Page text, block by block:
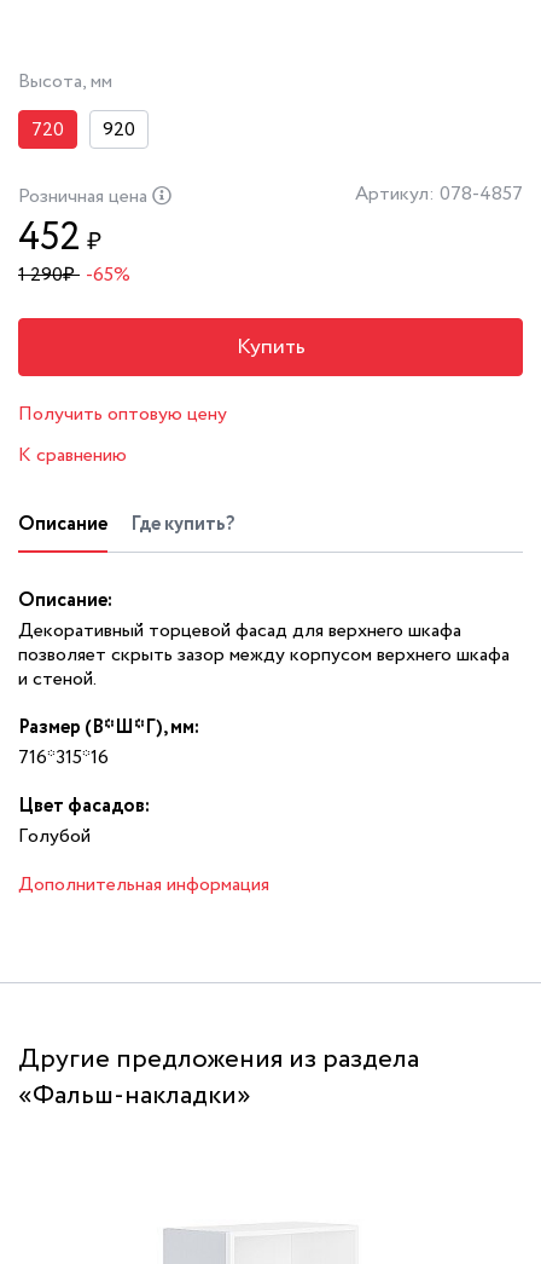
Высота, мм
720
920
Розничная цена
452 ₽
1 290₽ -65%
Артикул: 078-4857
Купить
Получить оптовую цену
К сравнению
Описание Где купить?
Описание:
Декоративный торцевой фасад для верхнего шкафа
позволяет скрыть зазор между корпусом верхнего шкафа
и стеной.
Размер (В*Ш*Г), мм:
716*315*16
Цвет фасадов:
Гoлyбoй
Дополнительная информация
Другие предложения из раздела
«Фальш-накладки»